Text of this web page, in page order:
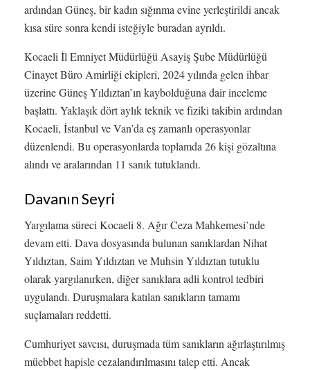
ardından Güneş, bir kadın sığınma evine yerleştirildi ancak
kısa süre sonra kendi isteğiyle buradan ayrıldı.
Kocaeli İl Emniyet Müdürlüğü Asayiş Şube Müdürlüğü
Cinayet Büro Amirliği ekipleri, 2024 yılında gelen ihbar
üzerine Güneş Yıldıztan’ın kaybolduğuna dair inceleme
başlattı. Yaklaşık dört aylık teknik ve fiziki takibin ardından
Kocaeli, İstanbul ve Van’da eş zamanlı operasyonlar
düzenlendi. Bu operasyonlarda toplamda 26 kişi gözaltına
alındı ve aralarından 11 sanık tutuklandı.
Davanın Seyri
Yargılama süreci Kocaeli 8. Ağır Ceza Mahkemesi’nde
devam etti. Dava dosyasında bulunan sanıklardan Nihat
Yıldıztan, Saim Yıldıztan ve Muhsin Yıldıztan tutuklu
olarak yargılanırken, diğer sanıklara adli kontrol tedbiri
uygulandı. Duruşmalara katılan sanıkların tamamı
suçlamaları reddetti.
Cumhuriyet savcısı, duruşmada tüm sanıkların ağırlaştırılmış
müebbet hapisle cezalandırılmasını talep etti. Ancak